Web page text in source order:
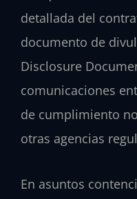
detallada del
documento de
Disclosure
comunicaciones
de cumplimiento
otras agencias
En asuntos